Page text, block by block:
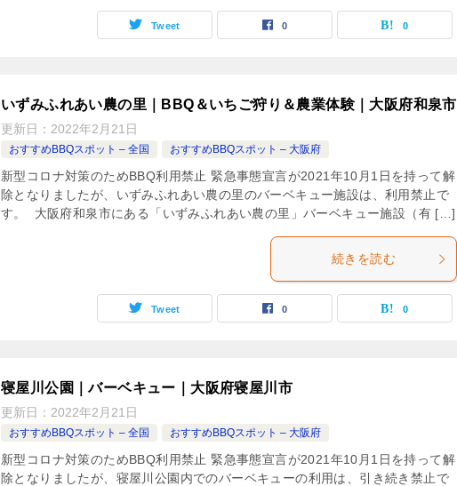
Tweet 0 0
いずみふれあい農の里｜BBQ＆いちご狩り＆農業体験｜大阪府和泉市
更新日： 2022年2月21日
おすすめBBQスポット – 全国 おすすめBBQスポット – 大阪府
新型コロナ対策のためBBQ利用禁止 緊急事態宣言が2021年10月1日を持って解
除となりましたが、いずみふれあい農の里のバーベキュー施設は、利用禁止で
す。 大阪府和泉市にある「いずみふれあい農の里」バーベキュー施設（有 […]
続きを読む
Tweet 0 0
寝屋川公園｜バーベキュー｜大阪府寝屋川市
更新日： 2022年2月21日
おすすめBBQスポット – 全国 おすすめBBQスポット – 大阪府
新型コロナ対策のためBBQ利用禁止 緊急事態宣言が2021年10月1日を持って解
除となりましたが、寝屋川公園内でのバーベキューの利用は、引き続き禁止で